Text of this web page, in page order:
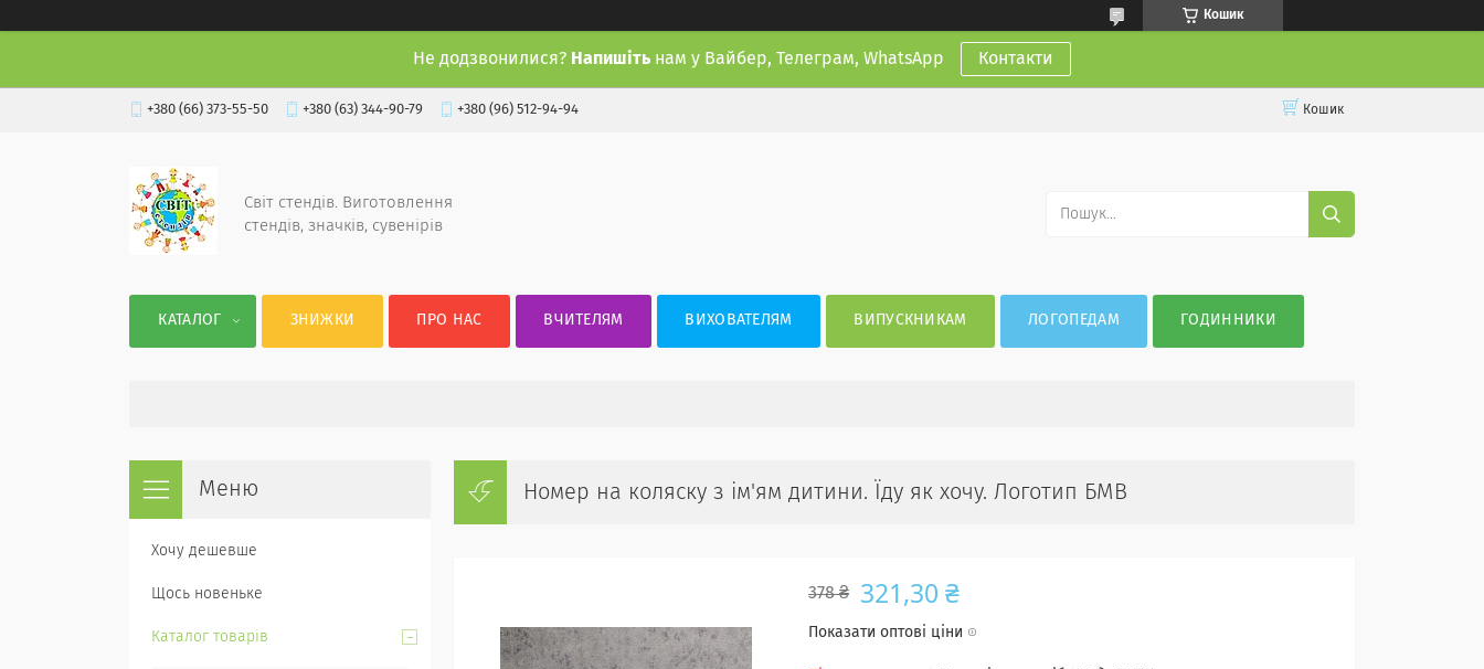
Кошик
Не додзвонилися? Напишіть нам у Вайбер, Телеграм, WhatsApp Контакти
+380 (66) 373-55-50 +380 (63) 344-90-79 +380 (96) 512-94-94 Кошик
Світ стендів. Виготовлення
стендів, значків, сувенірів
КАТАЛОГ ЗНИЖКИ ПРО НАС ВЧИТЕЛЯМ ВИХОВАТЕЛЯМ ВИПУСКНИКАМ ЛОГОПЕДАМ ГОДИННИКИ
Номер на коляску з ім'ям дитини. Їду як хочу. Логотип БМВ
378 ₴ 321,30 ₴
Показати оптові ціни
Хочу дешевше
Щось новеньке
Каталог товарів